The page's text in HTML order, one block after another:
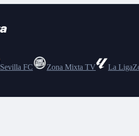
Sevilla FC Zona Mixta TV La Liga